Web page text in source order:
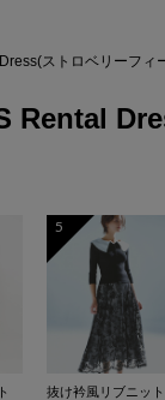
ストロベリーフィ
Rental
5
抜け衿風リブニット